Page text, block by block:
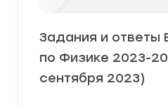
Задания и
по Физике 2023-
сентября 2023)